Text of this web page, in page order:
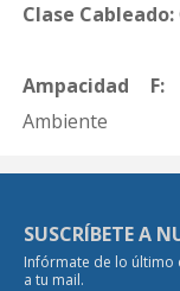
Clase Cableado:
Ampacidad F:
Ambiente
SUSCRÍBETE A
Infórmate de lo último
a tu mail.